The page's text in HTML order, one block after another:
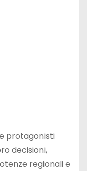
protagonisti
decisioni,
regionali e